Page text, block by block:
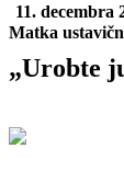
11. decembra
Matka
„Urobte